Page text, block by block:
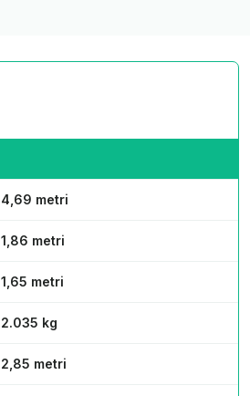
4,69 metri
1,86 metri
1,65 metri
2.035 kg
2,85 metri